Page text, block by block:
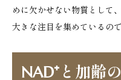
めに欠かせない物質として
大きな注目を集めているので
NAD⁺と加齢